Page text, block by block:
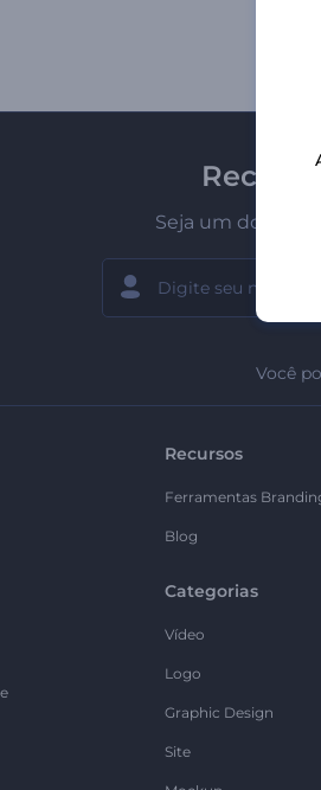
Seja um dos
Você
Recursos
Ferramentas
Blog
Categorias
Vídeo
Logo
Graphic Design
Site